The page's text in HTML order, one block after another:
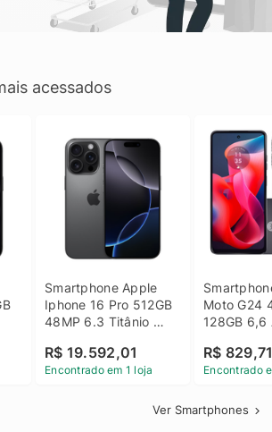
acessados
Smartphone Apple
Iphone 16 Pro 512GB
48MP 6.3 Titânio
R$ 19.592,01
Encontrado em 1 loja
Moto G24
128GB 6,6
R$
Encontrado
Ver Smartphones